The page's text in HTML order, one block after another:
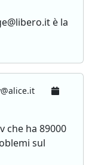
è la
che ha 89000
sul